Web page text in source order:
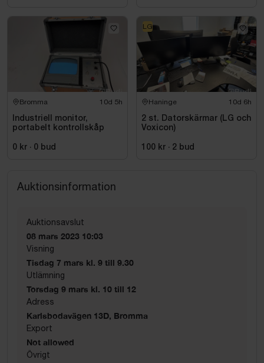
Bromma 10d 5h
Industriell monitor,
portabelt kontrollskåp
0 kr · 0 bud
Haninge 10d 6h
2 st. Datorskärmar (LG och
Voxicon)
100 kr · 2 bud
LG
Auktionsinformation
Auktionsavslut
08 mars 2023 10:03
Visning
Tisdag 7 mars kl. 9 till 9.30
Utlämning
Torsdag 9 mars kl. 10 till 12
Adress
Karlsbodavägen 13D, Bromma
Export
Not allowed
Övrigt